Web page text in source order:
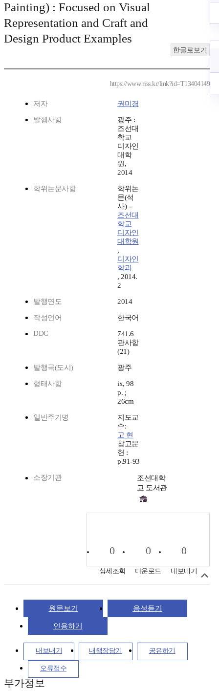
Painting) : Focused on Visual
Representation and Craft and
Design Product Examples
한글로보기
https://www.riss.kr/link?id=T13404149
저자 권미경
발행사항
광주 :
조선대
학교
디자인
대학
원,
2014
학위논문사항
학위논
문(석
사) --
조선대
학교
디자인
대학원
,
디자인
학과
, 2014.
2
발행연도 2014
작성언어
한국어
DDC
741.6
판사항
(21)
발행국(도시) 광주
형태사항
ix, 98
p. ;
26cm
일반주기명
지도교
수:
고 현
참고문
헌 :
p.91-93
소장기관
조선대학
교 도서관
0
상세조회
0
다운로드
0
내보내기
원문보기 음성듣기
인용하기
내보내기 내책장담기 공유하기
오류접수
부가정보